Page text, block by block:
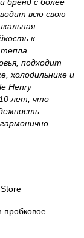
всю свою
к
подходит
холодильнике и
Henry
лет, что
пробковое